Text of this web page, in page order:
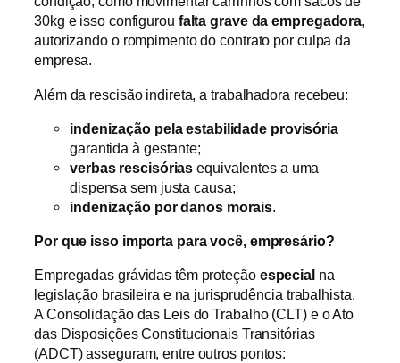
30kg e isso configurou falta grave da empregadora,
autorizando o rompimento do contrato por culpa da
empresa.
Além da rescisão indireta, a trabalhadora recebeu:
indenização pela estabilidade provisória
garantida à gestante;
verbas rescisórias equivalentes a uma
dispensa sem justa causa;
indenização por danos morais.
Por que isso importa para você, empresário?
Empregadas grávidas têm proteção especial na
legislação brasileira e na jurisprudência trabalhista.
A Consolidação das Leis do Trabalho (CLT) e o Ato
das Disposições Constitucionais Transitórias
(ADCT) asseguram, entre outros pontos: